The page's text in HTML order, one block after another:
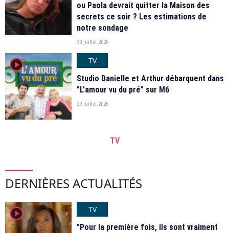
ou Paola devrait quitter la Maison des
secrets ce soir ? Les estimations de
notre sondage
30 juillet 2026
player2
TV
Studio Danielle et Arthur débarquent dans
"L’amour vu du pré" sur M6
29 juillet 2026
TV
DERNIÈRES ACTUALITÉS
player2
TV
"Pour la première fois, ils sont vraiment